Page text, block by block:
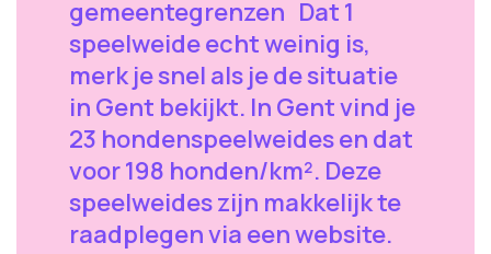
gemeentegrenzen Dat 1
speelweide echt weinig is,
merk je snel als je de situatie
in Gent bekijkt. In Gent vind je
23 hondenspeelweides en dat
voor 198 honden/km². Deze
speelweides zijn makkelijk te
raadplegen via een website.